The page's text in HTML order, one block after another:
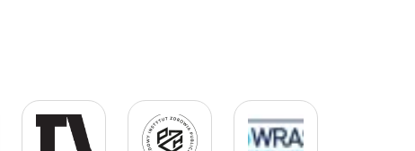
JPG.jpg
KTW GIF.gif Logo PZH Black.pngLogo WRAS JPG.jpg